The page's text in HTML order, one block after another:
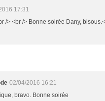
17:31
/> <br /> Bonne soirée Dany,
02/04/2016 16:21
bravo. Bonne soirée